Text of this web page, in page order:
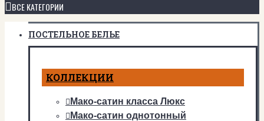
ВСЕ КАТЕГОРИИ
ПОСТЕЛЬНОЕ БЕЛЬЕ
КОЛЛЕКЦИИ
Мако-сатин класса Люкс
Мако-сатин однотонный